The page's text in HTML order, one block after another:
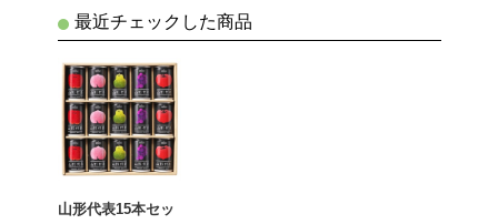
最近チェックした商品
山形代表15本セッ